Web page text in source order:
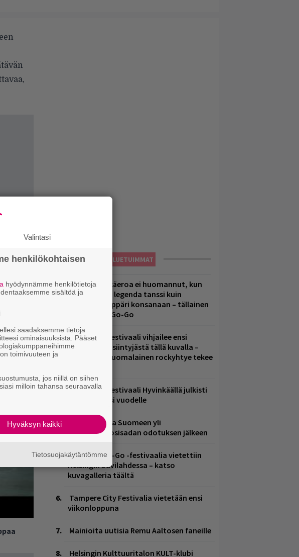
LUETUIMMAT
41 vuoden ikäeroa ei huomannut, kun
suomirockin legenda tanssi kuin
elohopea-räppäri konsanaan – tällainen
oli Jytäkesä Go-Go
Helsinkiläisfestivaali vihjailee ensi
vuoden pääesiintyjästä tällä kuvalla –
rakastettu suomalainen rockyhtye tekee
Äärimetallifestivaali Hyvinkäällä julkisti
esiintyjiä ensi vuodelle
Weezer palaa Suomeen yli
neljännesvuosisadan odotuksen jälkeen
Jytäkesä Go-Go -festivaalia vietettiin
Helsingin Suvilahdessa – katso
kuvagalleria täältä
Tampere City Festivalia vietetään ensi
viikonloppuna
Mainioita uutisia Remu Aaltosen faneille
Helsingin Kulttuuritalon KULT-klubi
Valintasi
henkilökohtaisen
hyödynnämme henkilötietoja
sisältöä ja
saadaksemme tietoja
ominaisuuksista. Pääset
toimivuuteen ja
jos niillä on siihen
milloin tahansa seuraavalla
Hyväksyn kaikki
Tietosuojakäytäntömme